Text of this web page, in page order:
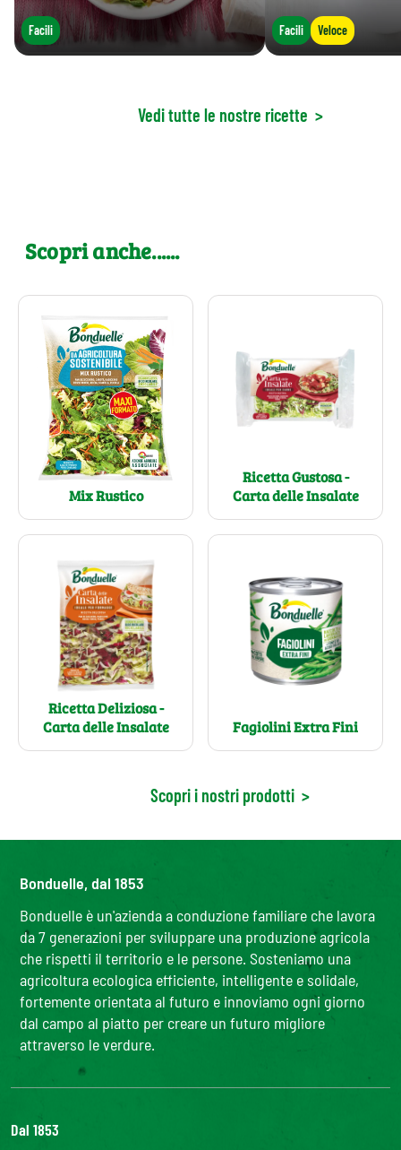
Facili Facili Veloce
Vedi tutte le nostre ricette >
Scopri anche......
Mix Rustico
Ricetta Gustosa -
Carta delle Insalate
Ricetta Deliziosa -
Carta delle Insalate
Fagiolini Extra Fini
Scopri i nostri prodotti >
Bonduelle, dal 1853
Bonduelle è un'azienda a conduzione familiare che lavora
da 7 generazioni per sviluppare una produzione agricola
che rispetti il territorio e le persone. Sosteniamo una
agricoltura ecologica efficiente, intelligente e solidale,
fortemente orientata al futuro e innoviamo ogni giorno
dal campo al piatto per creare un futuro migliore
attraverso le verdure.
Dal 1853